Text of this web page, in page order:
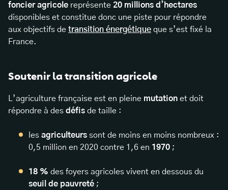
foncier agricole représente 20 millions d’hectares
disponibles et constitue donc une piste pour répondre
aux objectifs de transition énergétique que s’est fixé la
France.
Soutenir la transition agricole
L’agriculture française est en pleine mutation et doit
répondre à des défis de taille :
les agriculteurs sont de moins en moins nombreux :
0,5 million en 2020 contre 1,6 en 1970 ;
18 % des foyers agricoles vivent en dessous du
seuil de pauvreté ;